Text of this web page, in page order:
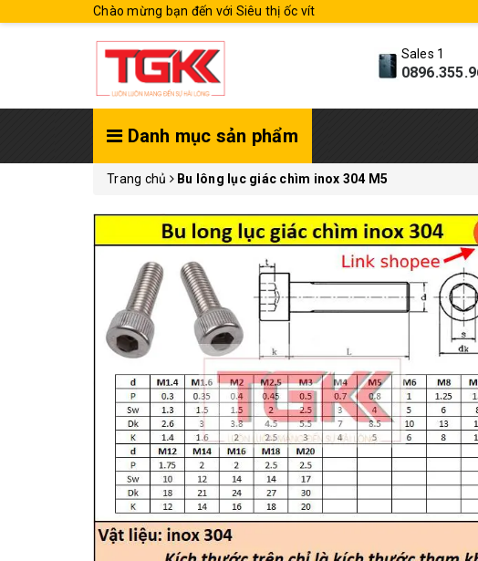
Chào mừng bạn đến với Siêu thị ốc vít
Sales 1
Danh mục sản phẩm
Trang chủ Bu lông lục giác chìm inox 304 M5